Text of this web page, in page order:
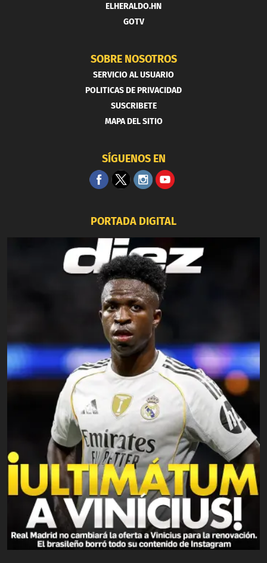
ELHERALDO.HN
GOTV
SOBRE NOSOTROS
SERVICIO AL USUARIO
POLITICAS DE PRIVACIDAD
SUSCRIBETE
MAPA DEL SITIO
SÍGUENOS EN
PORTADA DIGITAL